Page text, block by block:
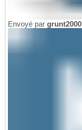
Envoyé par grunt2000